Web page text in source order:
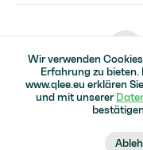
©
Startseite
Wir verwenden
Erfahrung zu
www.qlee.eu erklären
und mit unserer